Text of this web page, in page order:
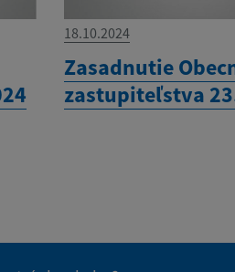
18.10.2024
Zasadnutie
zastupiteľstva